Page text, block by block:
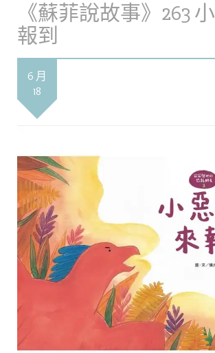
《蘇菲說故事》263
報到
6 月
18